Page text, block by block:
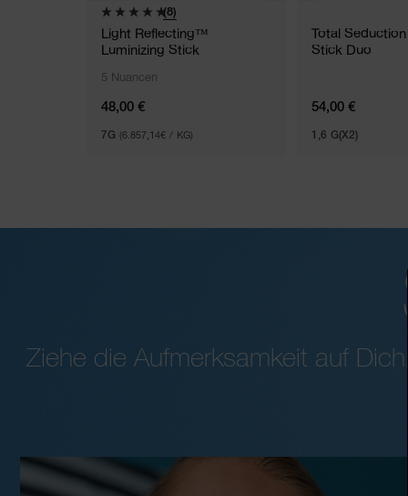
(8)
Light Reflecting™
Luminizing Stick
5 Nuancen
48,00 €
7G (6.857,14€ / KG)
Total
Stick Duo
54,00 €
1,6 G(X2)
Ziehe die Aufmerksamkeit auf